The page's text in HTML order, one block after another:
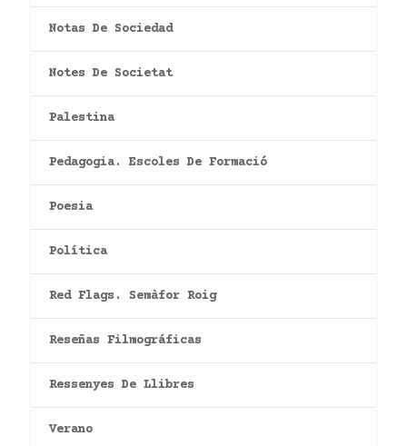
Notas De Sociedad
Notes De Societat
Palestina
Pedagogia. Escoles De Formació
Poesia
Política
Red Flags. Semàfor Roig
Reseñas Filmográficas
Ressenyes De Llibres
Verano